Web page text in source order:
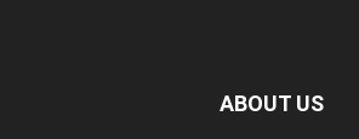
ABOUT US